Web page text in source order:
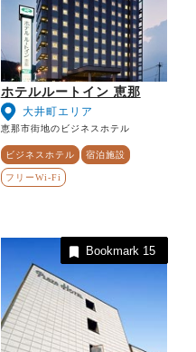
ホテルルートイン 恵那
大井町エリア
恵那市街地のビジネスホテル
ビジネスホテル 宿泊施設
フリーWi-Fi
Bookmark 15